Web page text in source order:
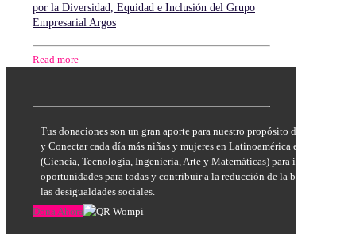
por la Diversidad, Equidad e Inclusión del Grupo
Empresarial Argos
Read more
Tus donaciones son un gran aporte para nuestro propósito de Inspirar,
y Conectar cada día más niñas y mujeres en Latinoamérica en las áreas
(Ciencia, Tecnología, Ingeniería, Arte y Matemáticas) para incrementar
oportunidades para todas y contribuir a la reducción de la brecha de
las desigualdades sociales.
Dona Ahora